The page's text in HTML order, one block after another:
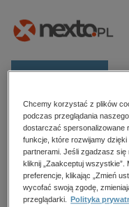
E-prasa
Kategorie
Zobacz wszystkie E-
budownictwo,
biznesowe,
Strona główna
Safarzyńska
Chcemy korzystać z plików
podczas przeglądania
dostarczać spersonalizowane
funkcje, które rozwijamy
partnerami. Jeśli zgadzasz
kliknij „Zaakceptuj
preferencje, klikając „Zmień
wycofać swoją zgodę,
przeglądarki.
Polityka